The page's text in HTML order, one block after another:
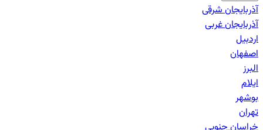
آذربایجان شرقی
آذربایجان غربی
اردبیل
اصفهان
البرز
ایلام
بوشهر
تهران